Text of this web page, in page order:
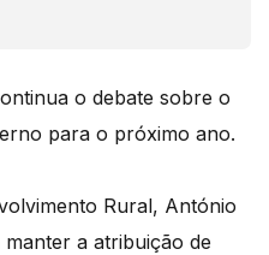
o debate sobre o
para o próximo ano.
Rural, António
a atribuição de